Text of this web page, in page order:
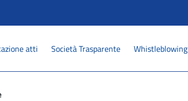
atti Società Trasparente Whistleblowing